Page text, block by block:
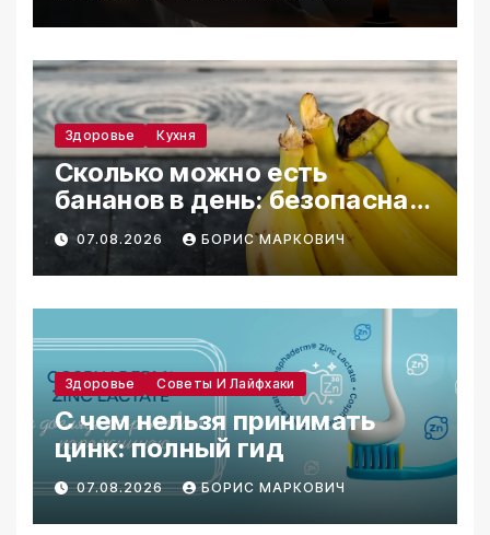
Здоровье Кухня
Сколько можно есть
бананов в день: безопасная
норма
07.08.2026 БОРИС МАРКОВИЧ
Здоровье Советы И Лайфхаки
С чем нельзя принимать
цинк: полный гид
07.08.2026 БОРИС МАРКОВИЧ